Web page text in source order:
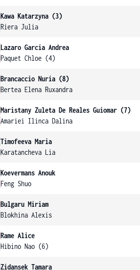
Kawa Katarzyna (3)
Riera Julia
Lazaro Garcia Andrea
Paquet Chloe (4)
Brancaccio Nuria (8)
Bertea Elena Ruxandra
Maristany Zuleta De Reales Guiomar (7)
Amariei Ilinca Dalina
Timofeeva Maria
Karatancheva Lia
Koevermans Anouk
Feng Shuo
Bulgaru Miriam
Blokhina Alexis
Rame Alice
Hibino Nao (6)
Zidansek Tamara